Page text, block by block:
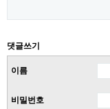
댓글쓰기
이름
비밀번호